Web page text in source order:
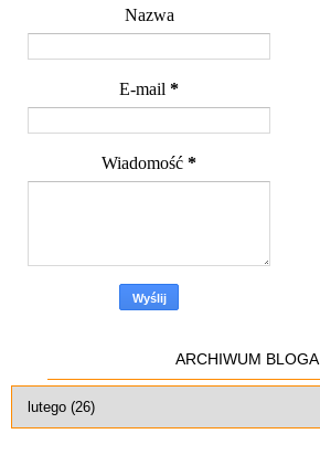
Nazwa
E-mail *
Wiadomość *
ARCHIWUM BLOGA